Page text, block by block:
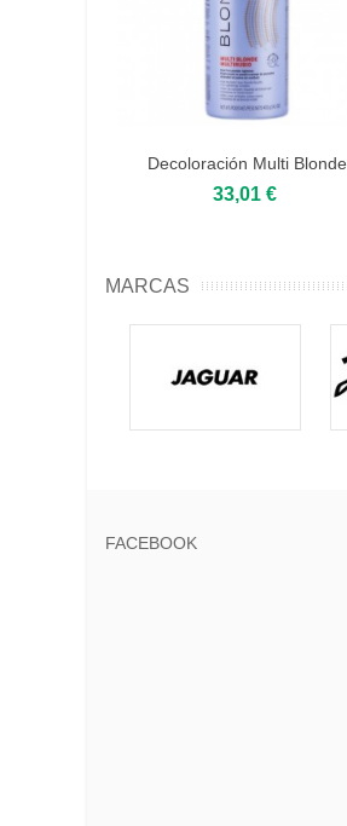
Decoloración Multi Blonde
Powder...
33,01 €
MARCAS
FACEBOOK